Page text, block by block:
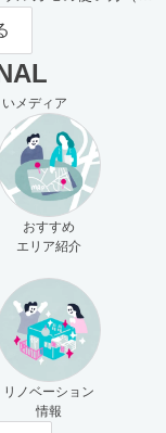
メディア
おすすめ
エリア紹介
リノベーション
情報